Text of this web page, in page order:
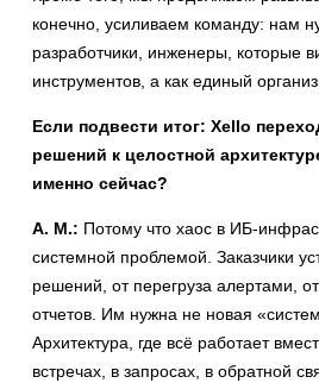
конечно, усиливаем команду: нам
разработчики, инженеры, которые
инструментов, а как единый
Если подвести итог: Xello
решений к целостной
именно сейчас?
А. М.: Потому что хаос в ИБ-
системной проблемой. Заказчики
решений, от перегруза алертами,
отчетов. Им нужна не новая
Архитектура, где всё работает
встречах, в запросах, в обратной